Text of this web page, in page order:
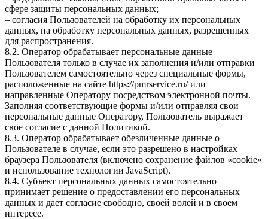
сфере защиты персональных данных;
– согласия Пользователей на обработку их персональных
данных, на обработку персональных данных, разрешенных
для распространения.
8.2. Оператор обрабатывает персональные данные
Пользователя только в случае их заполнения и/или отправки
Пользователем самостоятельно через специальные формы,
расположенные на сайте https://pmrservice.ru/или
направленные Оператору посредством электронной почты.
Заполняя соответствующие формы и/или отправляя свои
персональные данные Оператору, Пользователь выражает
свое согласие с данной Политикой.
8.3. Оператор обрабатывает обезличенные данные о
Пользователе в случае, если это разрешено в настройках
браузера Пользователя (включено сохранение файлов «cookie»
и использование технологии JavaScript).
8.4. Субъект персональных данных самостоятельно
принимает решение о предоставлении его персональных
данных и дает согласие свободно, своей волей и в своем
интересе.